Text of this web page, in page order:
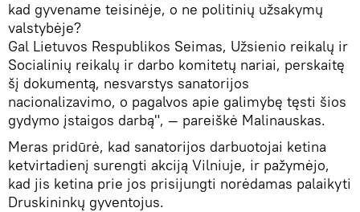
kad gyvename teisinėje, o ne politinių užsakymų
valstybėje?
Gal Lietuvos Respublikos Seimas, Užsienio reikalų ir
Socialinių reikalų ir darbo komitetų nariai, perskaitę
šį dokumentą, nesvarstys sanatorijos
nacionalizavimo, o pagalvos apie galimybę tęsti šios
gydymo įstaigos darbą", — pareiškė Malinauskas.
Meras pridūrė, kad sanatorijos darbuotojai ketina
ketvirtadienį surengti akciją Vilniuje, ir pažymėjo,
kad jis ketina prie jos prisijungti norėdamas palaikyti
Druskininkų gyventojus.